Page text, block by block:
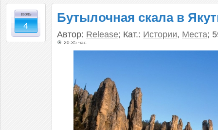
июль
4
Бутылочная скала в
Автор: Release; Кат.: Истории, Места;
20:35 час.